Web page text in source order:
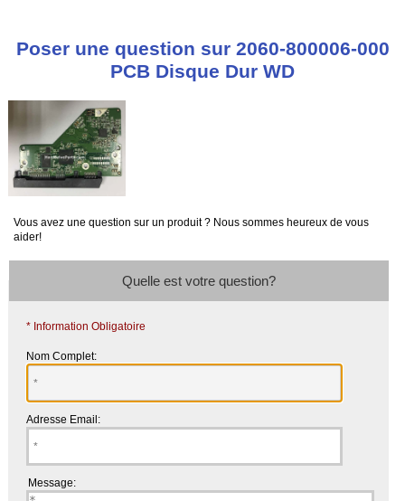
Poser une question sur 2060-800006-000
PCB Disque Dur WD
Vous avez une question sur un produit ? Nous sommes heureux de vous
aider!
Quelle est votre question?
* Information Obligatoire
Nom Complet:
Adresse Email:
Message: